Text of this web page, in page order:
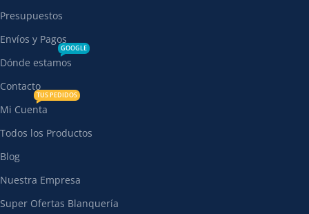
Presupuestos
Envíos y Pagos
Dónde estamos
GOOGLE
Contacto
Mi Cuenta
TUS PEDIDOS
Todos los Productos
Blog
Nuestra Empresa
Super Ofertas Blanquería